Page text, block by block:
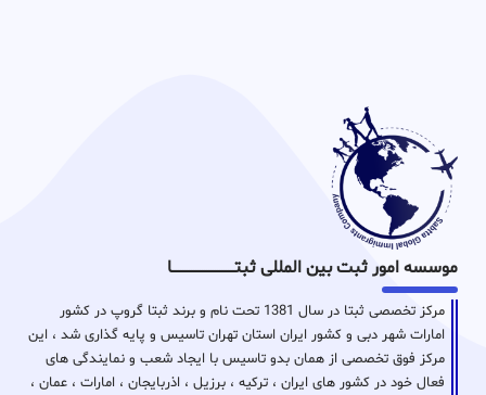
موسسه امور ثبت بین المللی ثبتـــــــــــــــــــــــــــــا
مرکز تخصصی ثبتا در سال 1381 تحت نام و برند ثبتا گروپ در کشور
امارات شهر دبی و کشور ایران استان تهران تاسیس و پایه گذاری شد ، این
مرکز فوق تخصصی از همان بدو تاسیس با ایجاد شعب و نمایندگی های
فعال خود در کشور های ایران ، ترکیه ، برزیل ، اذربایجان ، امارات ، عمان ،